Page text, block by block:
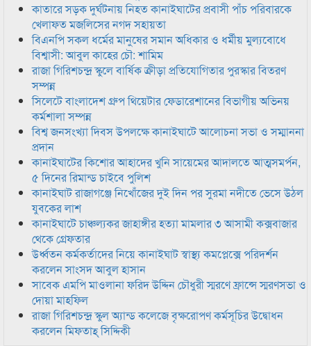
কাতারে সড়ক দুর্ঘটনায় নিহত কানাইঘাটের প্রবাসী পাঁচ পরিবারকে
খেলাফত মজলিসের নগদ সহায়তা
বিএনপি সকল ধর্মের মানুষের সমান অধিকার ও ধর্মীয় মুল্যবোধে
বিশ্বাসী: আবুল কাহের চৌ: শামিম
রাজা গিরিশচন্দ্র স্কুলে বার্ষিক ক্রীড়া প্রতিযোগিতার পুরস্কার বিতরণ
সম্পন্ন
সিলেটে বাংলাদেশ গ্রুপ থিয়েটার ফেডারেশানের বিভাগীয় অভিনয়
কর্মশালা সম্পন্ন
বিশ্ব জনসংখ্যা দিবস উপলক্ষে কানাইঘাটে আলোচনা সভা ও সম্মাননা
প্রদান
কানাইঘাটের কিশোর আহাদের খুনি সায়েমের আদালতে আত্মসমর্পন,
৫ দিনের রিমান্ড চাইবে পুলিশ
কানাইঘাট রাজাগঞ্জে নিখোঁজের দুই দিন পর সুরমা নদীতে ভেসে উঠল
যুবকের লাশ
কানাইঘাটে চাঞ্চল্যকর জাহাঙ্গীর হত্যা মামলার ৩ আসামী কক্সবাজার
থেকে গ্রেফতার
উর্ধ্বতন কর্মকর্তাদের নিয়ে কানাইঘাট স্বাস্থ্য কমপ্লেক্সে পরিদর্শন
করলেন সাংসদ আবুল হাসান
সাবেক এমপি মাওলানা ফরিদ উদ্দিন চৌধুরী স্মরণে ফ্রান্সে স্মরণসভা ও
দোয়া মাহফিল
রাজা গিরিশচন্দ্র স্কুল অ্যান্ড কলেজে বৃক্ষরোপণ কর্মসূচির উদ্বোধন
করলেন মিফতাহ্ সিদ্দিকী